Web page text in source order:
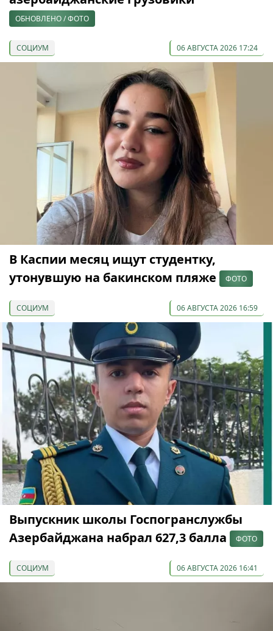
ОБНОВЛЕНО / ФОТО
СОЦИУМ 06 АВГУСТА 2026 17:24
В Каспии месяц ищут студентку,
утонувшую на бакинском пляже
ФОТО
СОЦИУМ 06 АВГУСТА 2026 16:59
Выпускник школы Госпогранслужбы
Азербайджана набрал 627,3 балла
ФОТО
СОЦИУМ 06 АВГУСТА 2026 16:41